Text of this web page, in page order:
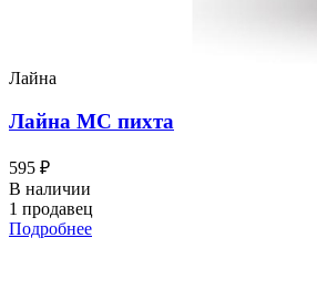
Лайна
Лайна МС пихта
595 ₽
В наличии
1 продавец
Подробнее